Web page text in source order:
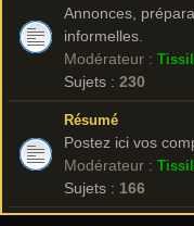
Annonces,
informelles.
Modérateur :
Sujets : 230
Résumé
Postez ici vos
Modérateur :
Sujets : 166